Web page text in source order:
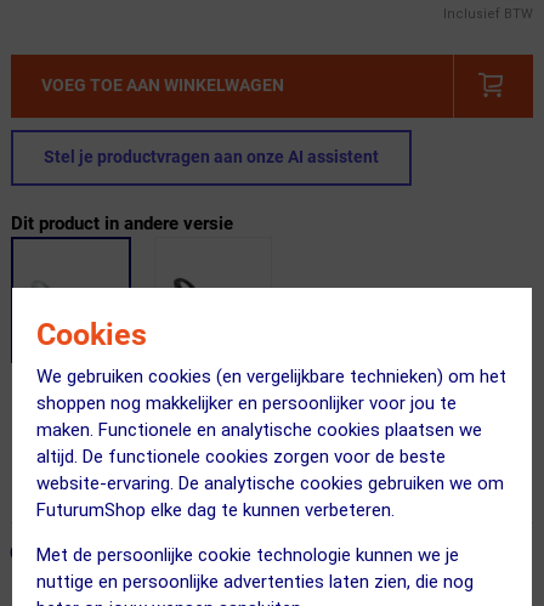
Cookies
We gebruiken cookies (en vergelijkbare technieken) om het
shoppen nog makkelijker en persoonlijker voor jou te
maken. Functionele en analytische cookies plaatsen we
altijd. De functionele cookies zorgen voor de beste
website-ervaring. De analytische cookies gebruiken we om
FuturumShop elke dag te kunnen verbeteren.
Met de persoonlijke cookie technologie kunnen we je
nuttige en persoonlijke advertenties laten zien, die nog
Inclusief BTW
VOEG TOE AAN WINKELWAGEN
Stel je productvragen aan onze AI assistent
Dit product in andere versie
Gratis verzending vanaf €49
Voor 23:00 uur besteld, morgen in huis
365 dagen retourrecht
← Terug naar productnavigatie
ONZE AANBEVOLEN COMBINATIE